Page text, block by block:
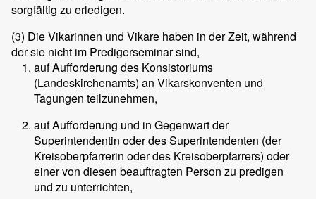
sorgfältig zu erledigen.
(3) Die Vikarinnen und Vikare haben in der Zeit, während
der sie nicht im Predigerseminar sind,
auf Aufforderung des Konsistoriums
(Landeskirchenamts) an Vikarskonventen und
Tagungen teilzunehmen,
auf Aufforderung und in Gegenwart der
Superintendentin oder des Superintendenten (der
Kreisoberpfarrerin oder des Kreisoberpfarrers) oder
einer von diesen beauftragten Person zu predigen
und zu unterrichten,